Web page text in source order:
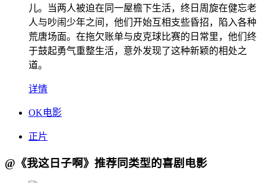
儿。当两人被迫在同一屋檐下生活，终日周旋在健忘老
人与吵闹少年之间，他们开始互相支些昏招，陷入各种
荒唐场面。在拖欠账单与皮克球比赛的日常里，他们终
于鼓起勇气重整生活，意外发现了这种新颖的相处之
道。
详情
OK电影
正片
@《我这日子啊》推荐同类型的喜剧电影